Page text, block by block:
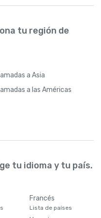
tu región de
a Asia
a las Américas
tu idioma y tu país.
Francés
Lista de países